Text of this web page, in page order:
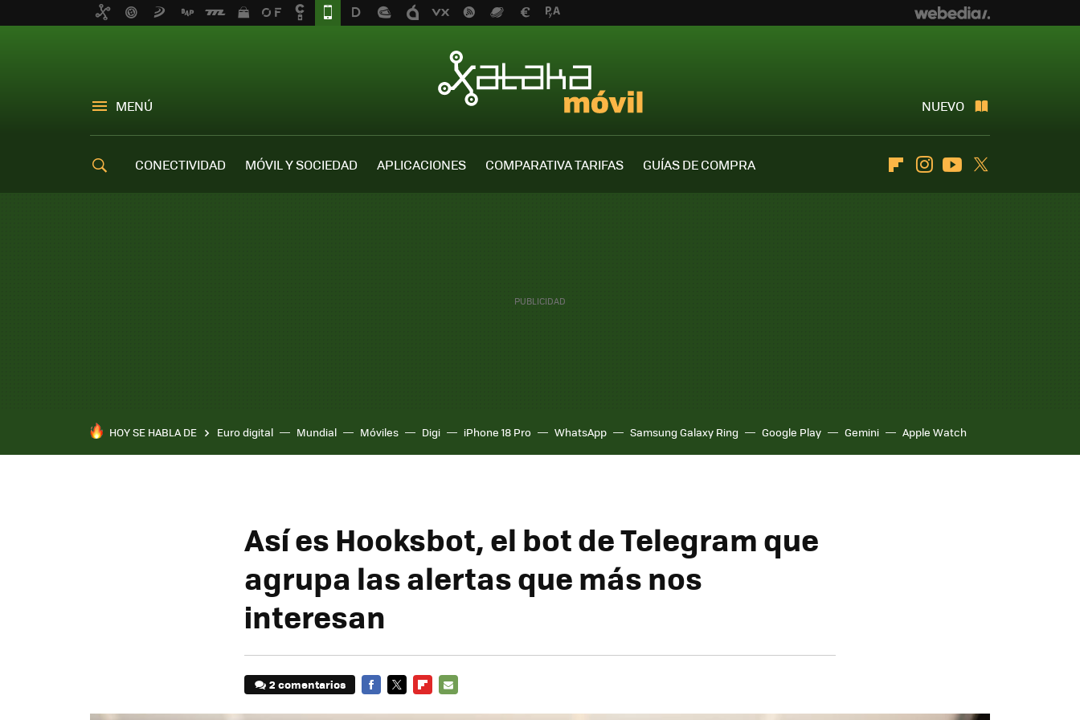
MENÚ NUEVO
CONECTIVIDAD MÓVIL Y SOCIEDAD APLICACIONES COMPARATIVA TARIFAS
GUÍAS DE COMPRA
FlipboardInstagramYoutube
HOY SE HABLA DE Euro digital Mundial Móviles Digi iPhone 18 Pro WhatsApp Samsung Galaxy Ring Google Play Gemini Apple Watch
Así es Hooksbot, el bot de Telegram que
agrupa las alertas que más nos
interesan
2 comentarios